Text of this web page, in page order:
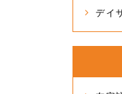
デイ